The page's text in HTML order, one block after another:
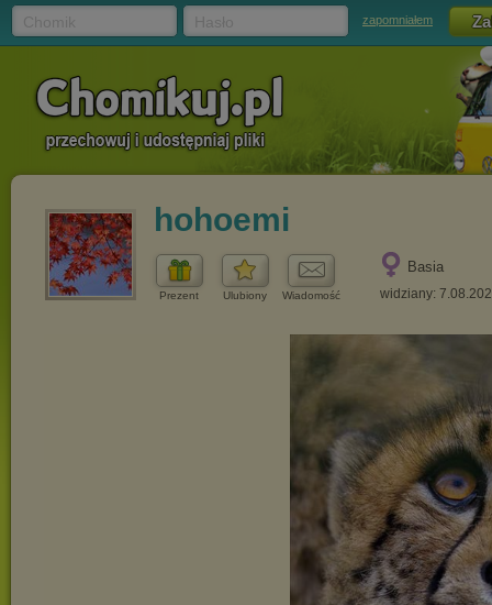
zapomniałem
hohoemi
Prezent Ulubiony Wiadomość
Basia
widziany: